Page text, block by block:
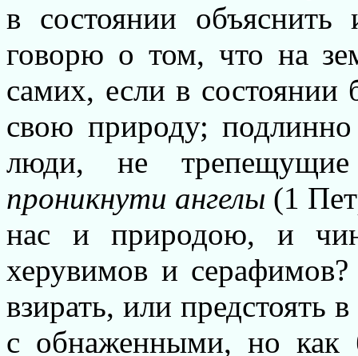
в состоянии
говорю о том, что на
самих, если в состоянии
свою природу;
люди, не
проникнути ангелы (1
нас и природою, и
херувимов и
взирать, или
с обнаженными, но как